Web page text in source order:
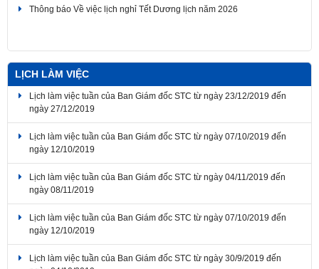
LỊCH LÀM VIỆC
Lịch làm việc tuần của Ban Giám đốc STC từ ngày 23/12/2019 đến
ngày 27/12/2019
ngày 12/10/2019
ngày 08/11/2019
ngày 12/10/2019
ngày 04/10/2019